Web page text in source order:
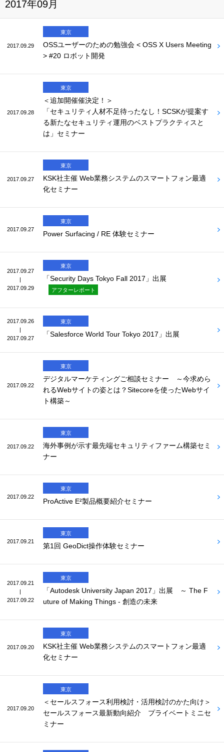
2017年09月
2017.09.29
東京
OSSユーザーのための勉強会 < OSS X Users Meeting
> #20 ロボット開発
2017.09.28
東京
＜追加開催催決定！＞
「セキュリティ人材不足待ったなし！SCSKが提案す
る新たなセキュリティ運用のベストプラクティスと
は」セミナー
2017.09.27
東京
KSK社主催 Web業務システムのスマートフォン最適
化セミナー
2017.09.27
東京
Power Surfacing / RE 体験セミナー
2017.09.27
|
2017.09.29
東京
「Security Days Tokyo Fall 2017」出展
アフターレポート
2017.09.26
|
2017.09.27
東京
「Salesforce World Tour Tokyo 2017」出展
2017.09.22
東京
デジタルマーケティングご相談セミナー ～今求めら
れるWebサイトの姿とは？Sitecoreを使ったWebサイ
ト構築～
2017.09.22
東京
海外事例が示す最先端セキュリティファーム構築セミ
ナー
2017.09.22
東京
ProActive E²製品概要紹介セミナー
2017.09.21
東京
第1回 GeoDict操作体験セミナー
2017.09.21
|
2017.09.22
東京
「Autodesk University Japan 2017」出展 ～ The F
uture of Making Things - 創造の未来
2017.09.20
東京
KSK社主催 Web業務システムのスマートフォン最適
化セミナー
2017.09.20
東京
＜セールスフォース利用検討・活用検討のかた向け＞
セールスフォース最新動向紹介 プライベートミニセ
ミナー